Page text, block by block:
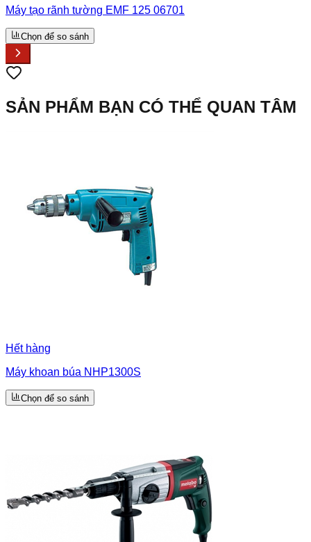
Máy tạo rãnh tường EMF 125 06701
Chọn để so sánh
SẢN PHẨM BẠN CÓ THỂ QUAN TÂM
Hết hàng
Máy khoan búa NHP1300S
Chọn để so sánh